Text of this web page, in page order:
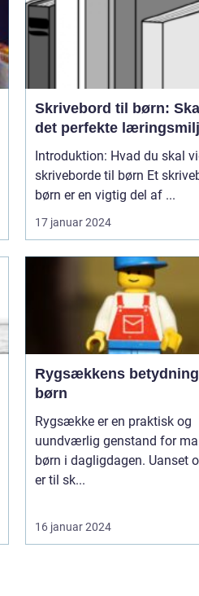
Skrivebord til børn:
det perfekte
Introduktion: Hvad du skal
skriveborde til børn Et skrivebord til
børn er en vigtig del af ...
17 januar 2024
Rygsækkens
børn
Rygsække er en praktisk og
uundværlig genstand for
børn i dagligdagen. Uanset
er til sk...
16 januar 2024